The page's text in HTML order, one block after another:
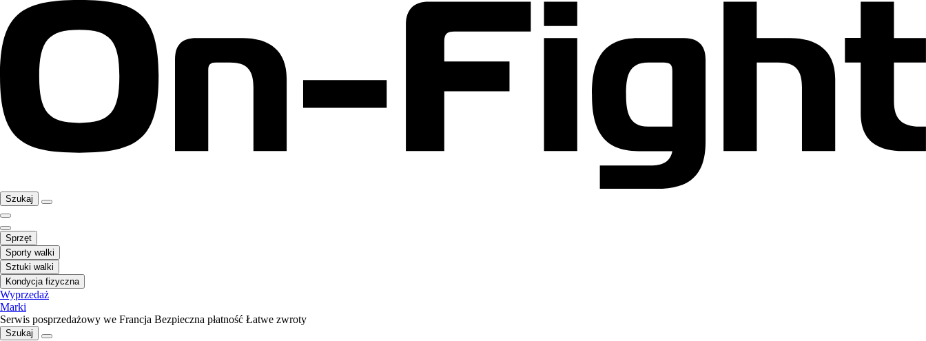
Szukaj
Sprzęt
Sporty walki
Sztuki walki
Kondycja fizyczna
Wyprzedaż
Marki
Serwis posprzedażowy we Francja Bezpieczna płatność Łatwe zwroty
Szukaj